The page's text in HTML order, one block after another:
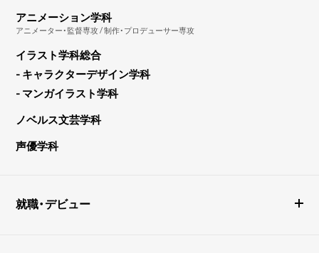
アニメーション学科
アニメーター・監督専攻 / 制作・プロデューサー専攻
イラスト学科総合
- キャラクターデザイン学科
- マンガイラスト学科
ノベルス文芸学科
声優学科
就職・デビュー